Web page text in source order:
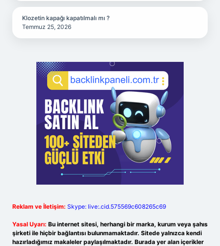
Klozetin kapağı kapatılmalı mı ?
Temmuz 25, 2026
Reklam ve İletişim: Skype: live:.cid.575569c608265c69
Yasal Uyarı: Bu internet sitesi, herhangi bir marka, kurum veya şahıs
şirketi ile hiçbir bağlantısı bulunmamaktadır. Sitede yalnızca kendi
hazırladığımız makaleler paylaşılmaktadır. Burada yer alan içerikler